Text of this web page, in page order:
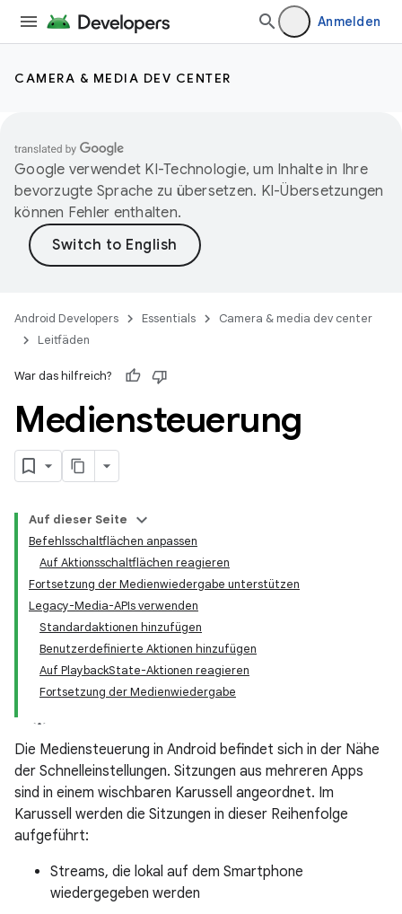
Anmelden
CAMERA & MEDIA DEV CENTER
Google verwendet KI-Technologie, um Inhalte in Ihre
bevorzugte Sprache zu übersetzen. KI-Übersetzungen
können Fehler enthalten.
Android Developers Essentials
Camera & media dev center
Leitfäden
War das hilfreich?
Mediensteuerung
Auf dieser Seite
Befehlsschaltflächen anpassen
Auf Aktionsschaltflächen reagieren
Fortsetzung der Medienwiedergabe unterstützen
Legacy-Media-APIs verwenden
Standardaktionen hinzufügen
Benutzerdefinierte Aktionen hinzufügen
Auf PlaybackState-Aktionen reagieren
Fortsetzung der Medienwiedergabe
Die Mediensteuerung in Android befindet sich in der Nähe
der Schnelleinstellungen. Sitzungen aus mehreren Apps
sind in einem wischbaren Karussell angeordnet. Im
Karussell werden die Sitzungen in dieser Reihenfolge
aufgeführt:
Streams, die lokal auf dem Smartphone
wiedergegeben werden